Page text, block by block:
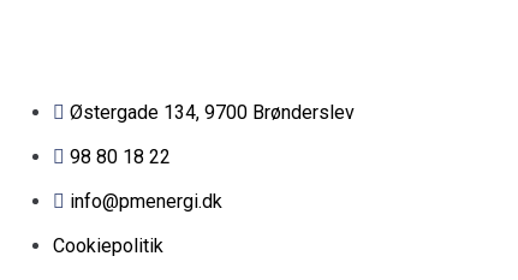
Østergade 134, 9700 Brønderslev​
98 80 18 22
info@pmenergi.dk​ ​
Cookiepolitik